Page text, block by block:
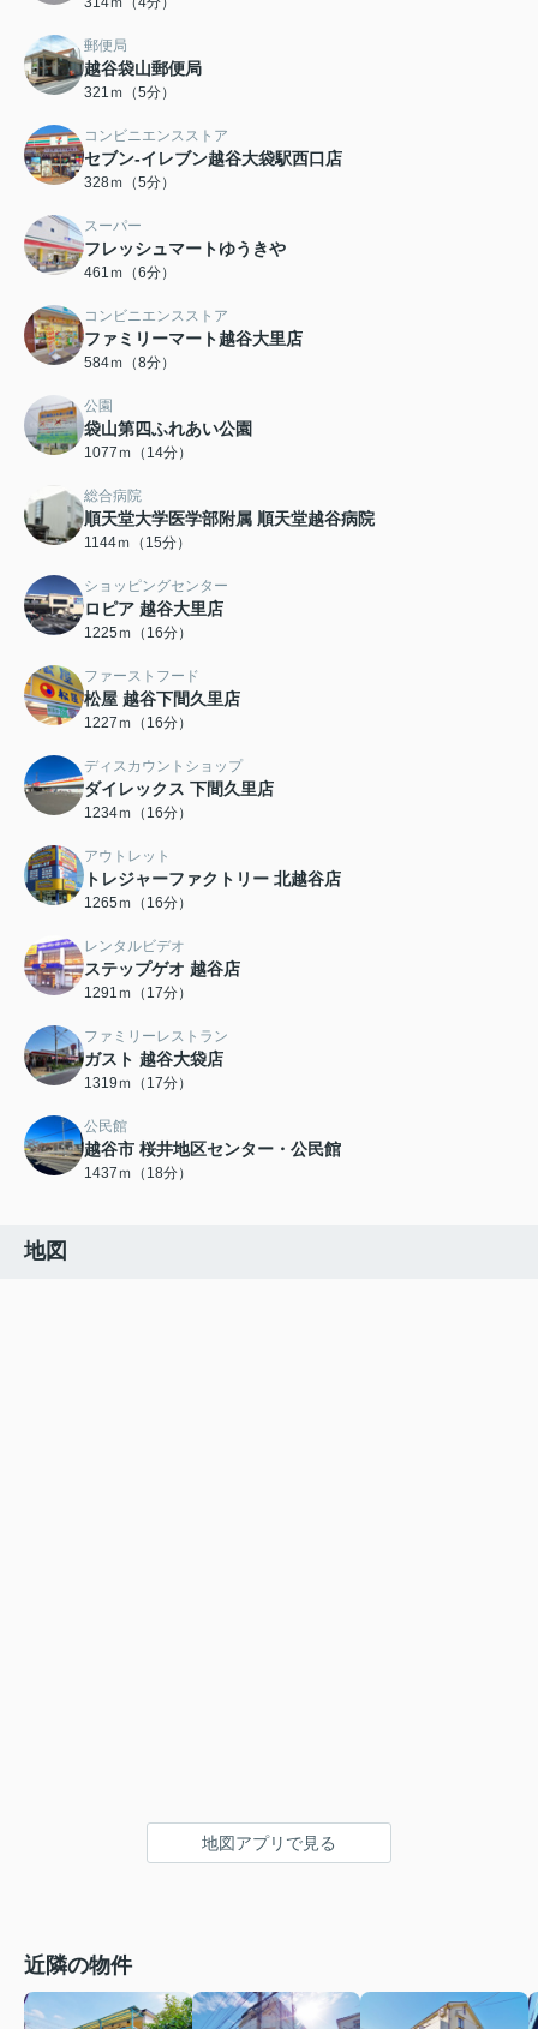
郵便局
越谷袋山郵便局
321ｍ（5分）
コンビニエンスストア
セブン-イレブン越谷大袋駅西口店
328ｍ（5分）
スーパー
フレッシュマートゆうきや
461ｍ（6分）
コンビニエンスストア
ファミリーマート越谷大里店
584ｍ（8分）
公園
袋山第四ふれあい公園
1077ｍ（14分）
総合病院
順天堂大学医学部附属 順天堂越谷病院
1144ｍ（15分）
ショッピングセンター
ロピア 越谷大里店
1225ｍ（16分）
ファーストフード
松屋 越谷下間久里店
1227ｍ（16分）
ディスカウントショップ
ダイレックス 下間久里店
1234ｍ（16分）
アウトレット
トレジャーファクトリー 北越谷店
1265ｍ（16分）
レンタルビデオ
ステップゲオ 越谷店
1291ｍ（17分）
ファミリーレストラン
ガスト 越谷大袋店
1319ｍ（17分）
公民館
越谷市 桜井地区センター・公民館
1437ｍ（18分）
地図
地図アプリで見る
近隣の物件